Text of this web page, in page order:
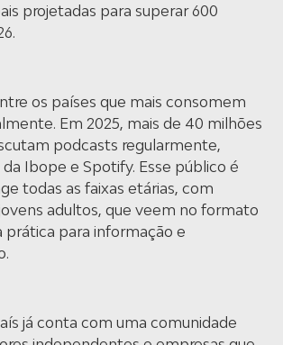
projetadas para superar 600
os países que mais consomem
Em 2025, mais de 40 milhões
podcasts regularmente,
Ibope e Spotify. Esse público é
todas as faixas etárias, com
adultos, que veem no formato
prática para informação e
já conta com uma comunidade